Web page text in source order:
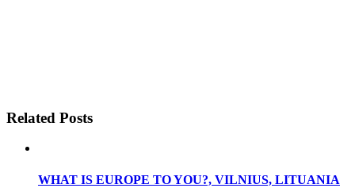
Related Posts
WHAT IS EUROPE TO YOU?, VILNIUS, LITUANIA